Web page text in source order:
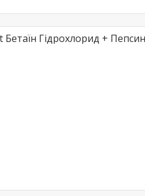
Гідрохлорид +